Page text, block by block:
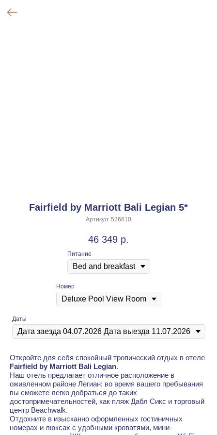
Fairfield by Marriott Bali Legian 5*
Артикул: 526610
46 349 р.
Питание
Номер
Даты
Откройте для себя спокойный тропический отдых в отеле
Fairfield by Marriott Bali Legian.
Наш отель предлагает отличное расположение в
оживленном районе Легиан; во время вашего пребывания
вы сможете легко добраться до таких
достопримечательностей, как пляж Дабл Сикс и торговый
центр Beachwalk.
Отдохните в изысканно оформленных гостиничных
номерах и люксах с удобными кроватями, мини-